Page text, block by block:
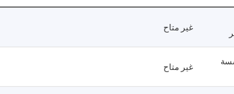
غير متاح
غير متاح